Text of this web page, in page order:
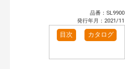
太陽光発電・屋根・外壁（1）
発行年で検索
品番：SL9900
発行年月：2021/11
目次 カタログ